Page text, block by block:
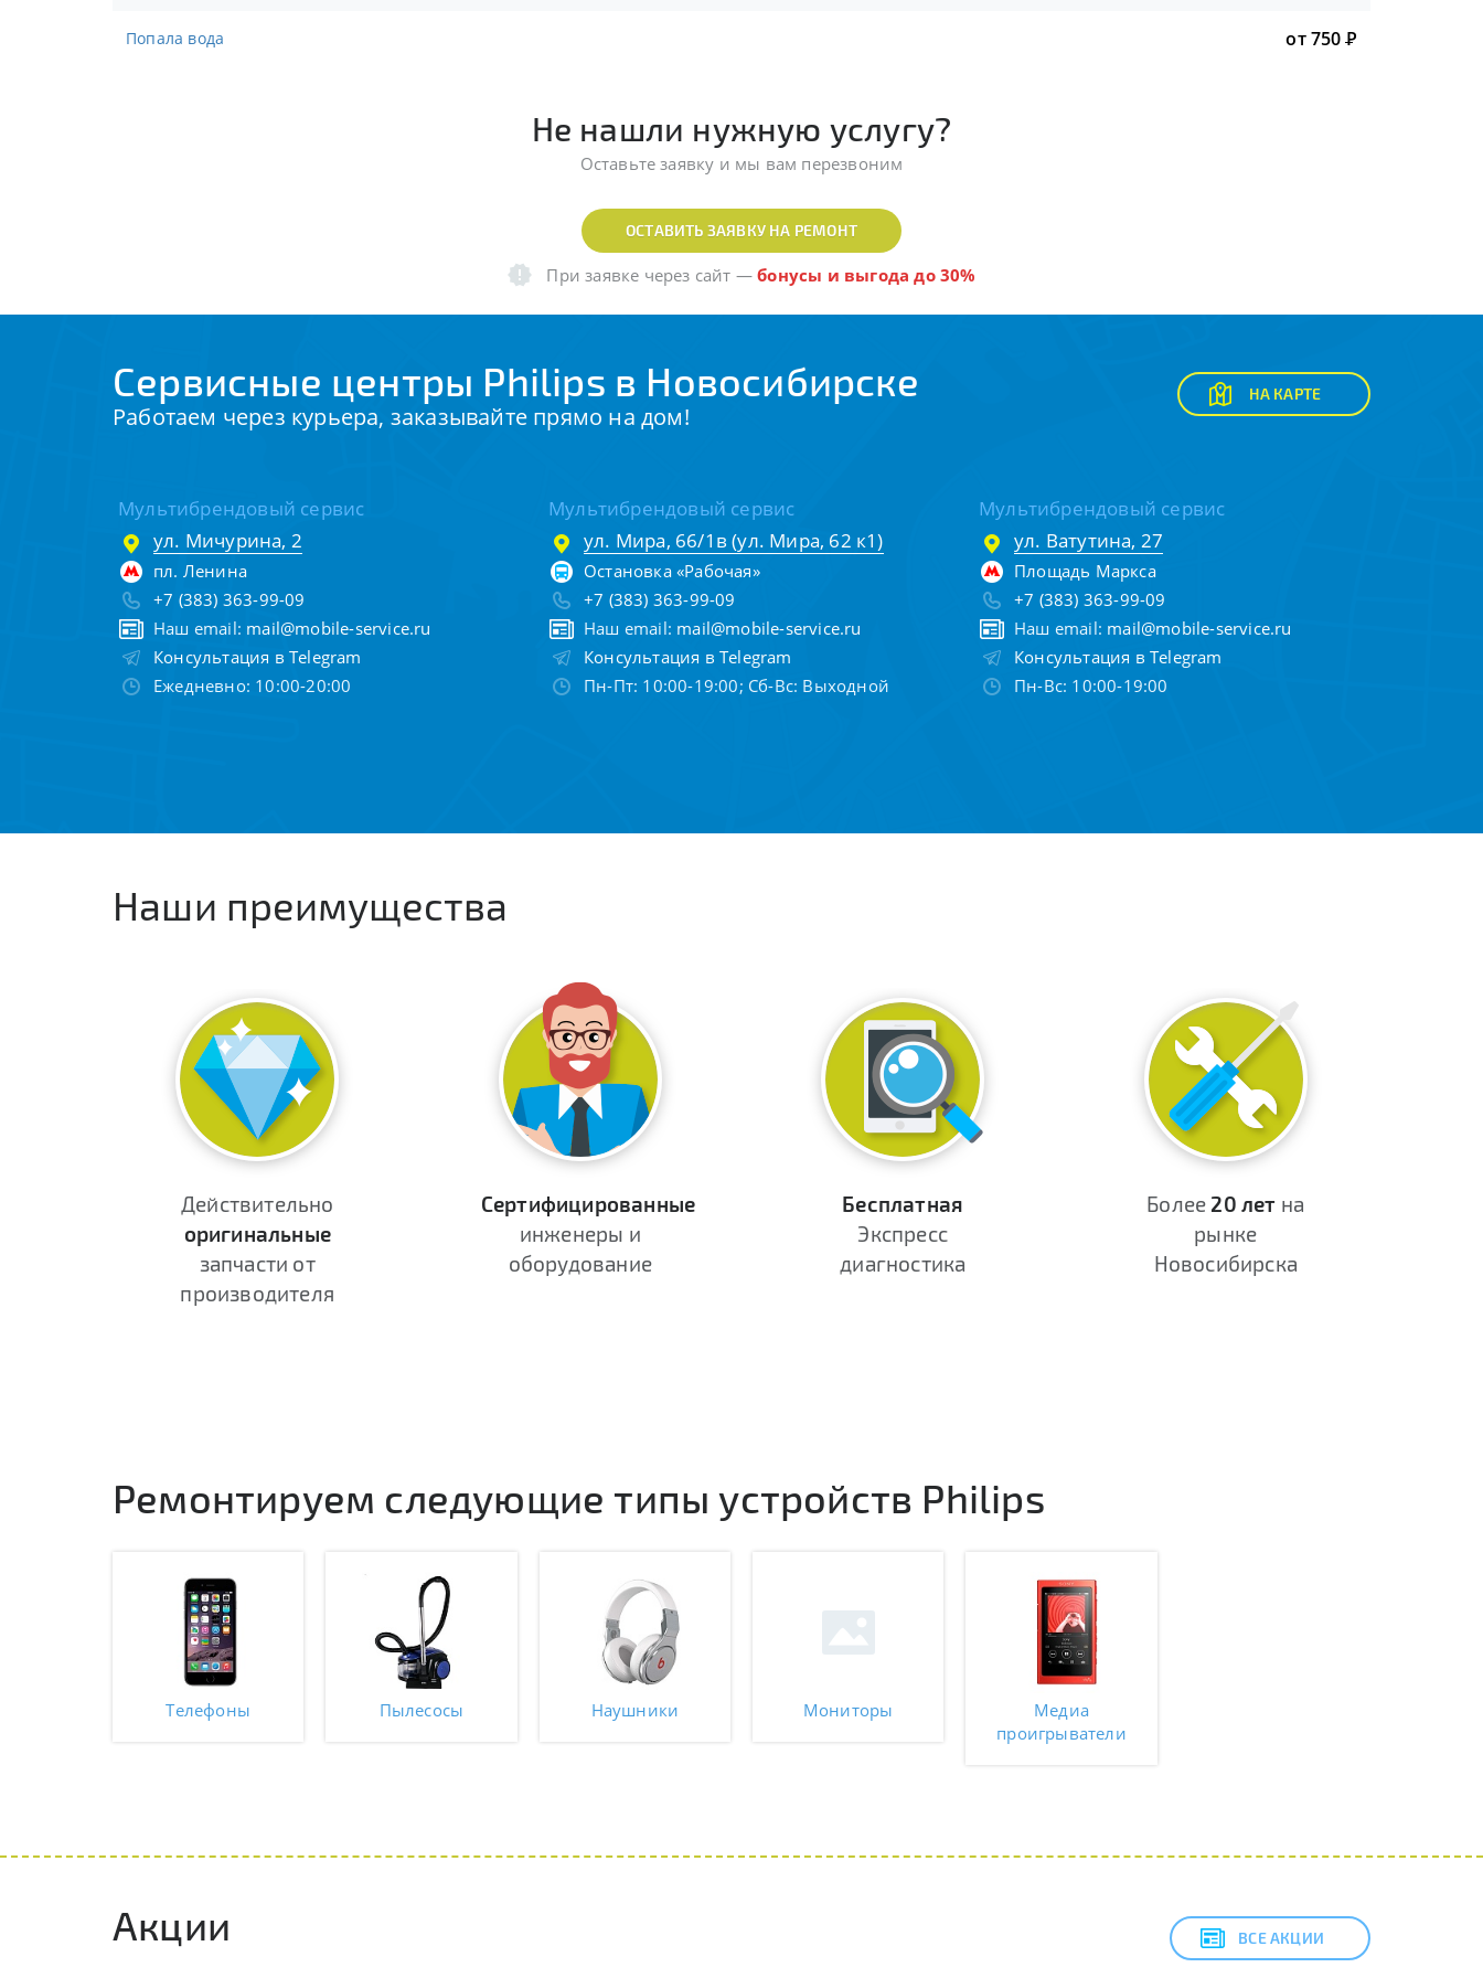
Попала вода от 750Р
Не нашли нужную услугу?
Оставьте заявку и мы вам перезвоним
ОСТАВИТЬ ЗАЯВКУ НА РЕМОНТ
При заявке через сайт —бонусы и выгода до 30%
Сервисные центры Philips в Новосибирске
Работаем через курьера, заказывайте прямо на дом!
НА КАРТЕ
Мультибрендовый сервис
ул. Мичурина, 2
пл. Ленина
+7 (383) 363-99-09
Наш email: mail@mobile-service.ru
Консультация в Telegram
Ежедневно: 10:00-20:00
Мультибрендовый сервис
ул. Мира, 66/1в (ул. Мира, 62 к1)
Остановка «Рабочая»
+7 (383) 363-99-09
Наш email: mail@mobile-service.ru
Консультация в Telegram
Пн-Пт: 10:00-19:00; Сб-Вс: Выходной
Мультибрендовый сервис
ул. Ватутина, 27
Площадь Маркса
+7 (383) 363-99-09
Наш email: mail@mobile-service.ru
Консультация в Telegram
Пн-Вс: 10:00-19:00
Наши преимущества
Действительно
оригинальные
запчасти от
производителя
Сертифицированные
инженеры и
оборудование
Бесплатная
Экспресс
диагностика
Более 20 лет на
рынке
Новосибирска
Ремонтируем следующие типы устройств Philips
Телефоны Пылесосы Наушники Мониторы
Медиа
проигрыватели
Акции ВСЕ АКЦИИ